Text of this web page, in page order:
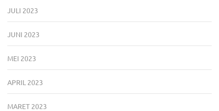
JULI 2023
JUNI 2023
MEI 2023
APRIL 2023
MARET 2023